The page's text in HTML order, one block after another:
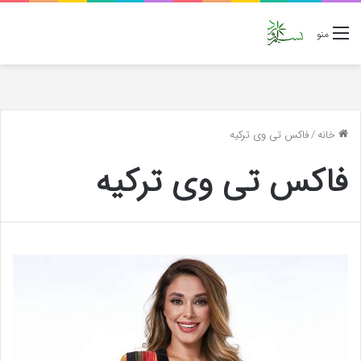
منو
خانه/فاکس تی وی ترکیه
فاکس تی وی ترکیه